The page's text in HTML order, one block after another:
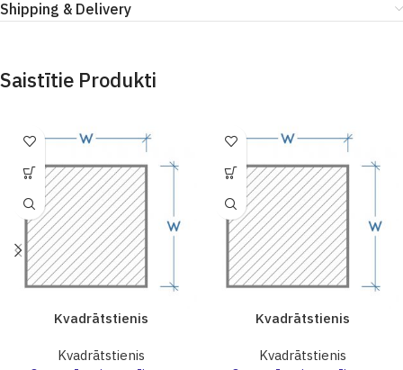
Shipping & Delivery
Saistītie Produkti
Kvadrātstienis
Kvadrātstienis
Kvadrātstienis
Kvadrātstienis